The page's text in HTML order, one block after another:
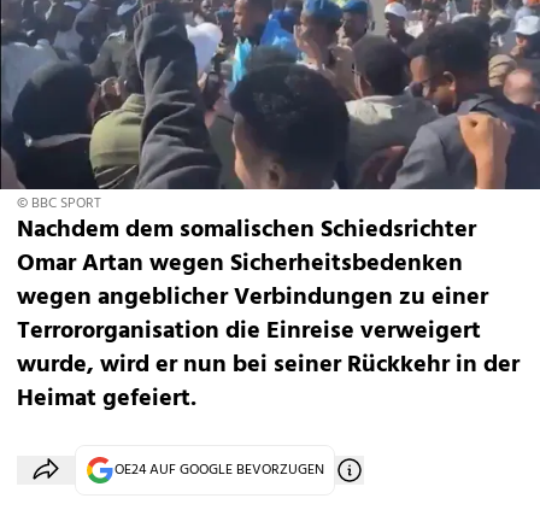
© BBC SPORT
Nachdem dem somalischen Schiedsrichter
Omar Artan wegen Sicherheitsbedenken
wegen angeblicher Verbindungen zu einer
Terrororganisation die Einreise verweigert
wurde, wird er nun bei seiner Rückkehr in der
Heimat gefeiert.
OE24 AUF GOOGLE BEVORZUGEN